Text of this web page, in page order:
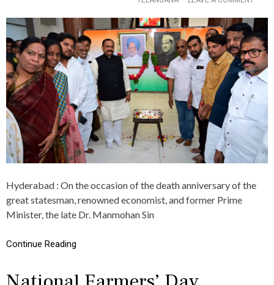
M
A
M
M
A
K
K
A
-
R
A
M
A
T
T
C
C
P
R
S
D
N
T
M
H
Hyderabad : On the occasion of the death anniversary of the
great statesman, renowned economist, and former Prime
Minister, the late Dr. Manmohan Sin
Continue Reading